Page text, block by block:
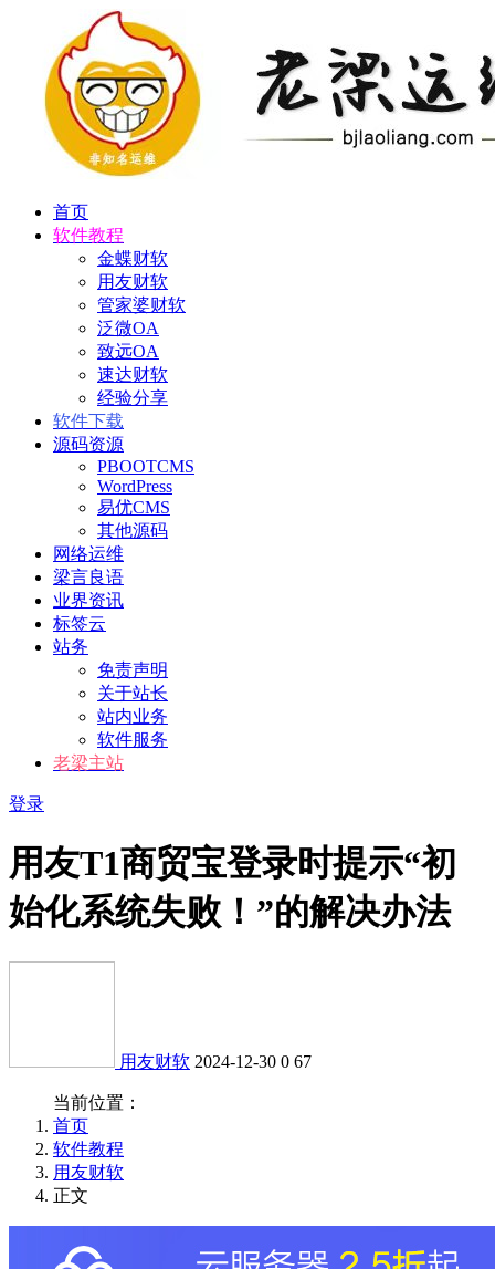
首页
软件教程
金蝶财软
用友财软
管家婆财软
泛微OA
致远OA
速达财软
经验分享
软件下载
源码资源
PBOOTCMS
WordPress
易优CMS
其他源码
网络运维
梁言良语
业界资讯
标签云
站务
免责声明
关于站长
站内业务
软件服务
老梁主站
登录
用友T1商贸宝登录时提示“初
始化系统失败！”的解决办法
用友财软 2024-12-30 0 67
当前位置：
首页
软件教程
用友财软
正文